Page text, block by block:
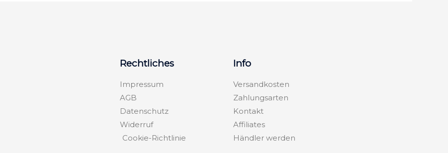
Rechtliches
Impressum
AGB
Datenschutz
Widerruf
Cookie-Richtlinie
Info
Versandkosten
Zahlungsarten
Kontakt
Affiliates
Händler werden